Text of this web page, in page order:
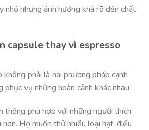
nhỏ nhưng ảnh hưởng khá rõ đến chất
capsule thay vì espresso
phải là hai phương pháp cạnh
vụ những hoàn cảnh khác nhau.
thống phù hợp với những người thích
Họ muốn thử nhiều loại hạt, điều